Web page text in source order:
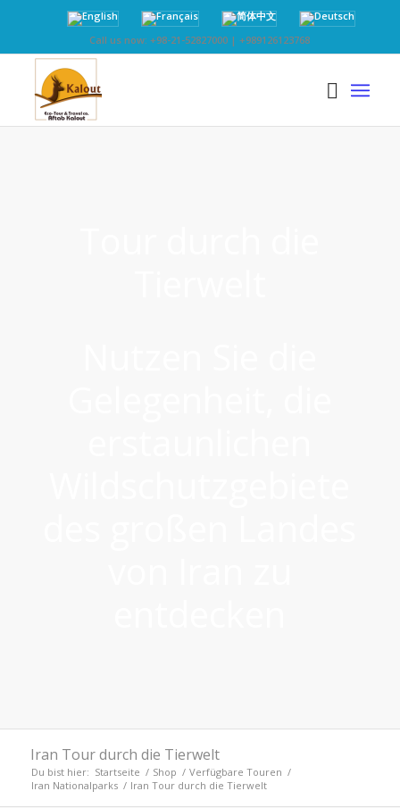
Call us now: +98-21-52827000 | +989126123768
Iran Tour durch die Tierwelt
Du bist hier: Startseite / Shop / Verfügbare Touren /
Iran Nationalparks / Iran Tour durch die Tierwelt